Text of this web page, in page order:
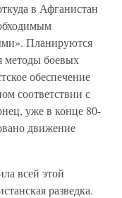
в Афганистан
Планируются
методы боевых
обеспечение
соответствии с
уже в конце 80-
движение
всей этой
разведка.